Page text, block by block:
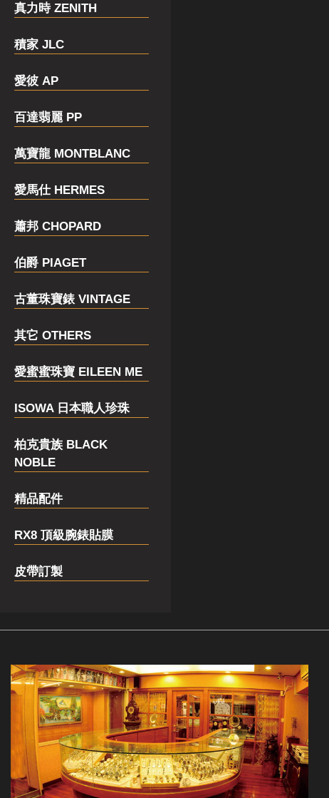
真力時 ZENITH
積家 JLC
愛彼 AP
百達翡麗 PP
萬寶龍 MONTBLANC
愛馬仕 HERMES
蕭邦 CHOPARD
伯爵 PIAGET
古董珠寶錶 VINTAGE
其它 OTHERS
愛蜜蜜珠寶 EILEEN ME
ISOWA 日本職人珍珠
柏克貴族 BLACK
NOBLE
精品配件
RX8 頂級腕錶貼膜
皮帶訂製